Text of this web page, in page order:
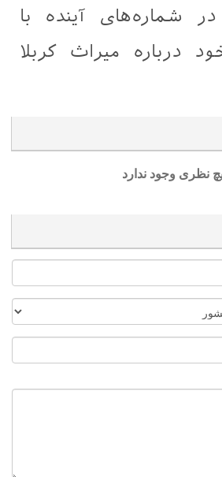
شماره‌های آینده با
درباره میراث کربلا
نظری وجود ندارد